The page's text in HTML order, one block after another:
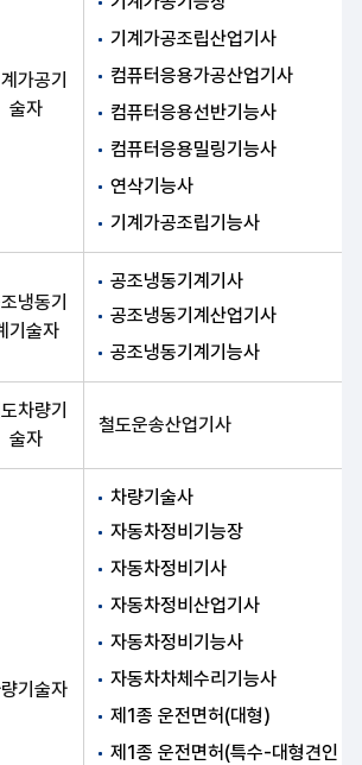
가공기
술자
기계가공조립산업기사
컴퓨터응용가공산업기사
컴퓨터응용선반기능사
컴퓨터응용밀링기능사
연삭기능사
기계가공조립기능사
냉동기
기술자
공조냉동기계기사
공조냉동기계산업기사
공조냉동기계기능사
차량기
술자
철도운송산업기사
기술자
차량기술사
자동차정비기능장
자동차정비기사
자동차정비산업기사
자동차정비기능사
자동차차체수리기능사
제1종 운전면허(대형)
제1종 운전면허(특수-대형견인